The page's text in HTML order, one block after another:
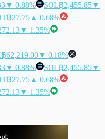
▼ 0.88% SOL฿2,455.85▼
฿27.75 ▲ 0.68%
▼ 1.35%
฿62,219.00▼ 0.18%
▼ 0.88% SOL฿2,455.85▼
฿27.75 ▲ 0.68%
▼ 1.35%